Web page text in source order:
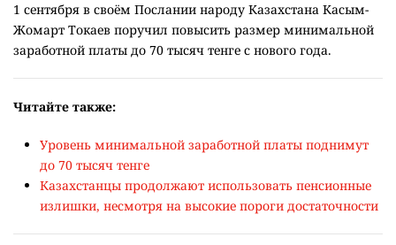
1 сентября в своём Послании народу Казахстана Касым-
Жомарт Токаев поручил повысить размер минимальной
заработной платы до 70 тысяч тенге с нового года.
Читайте также:
Уровень минимальной заработной платы поднимут
до 70 тысяч тенге
Казахстанцы продолжают использовать пенсионные
излишки, несмотря на высокие пороги достаточности